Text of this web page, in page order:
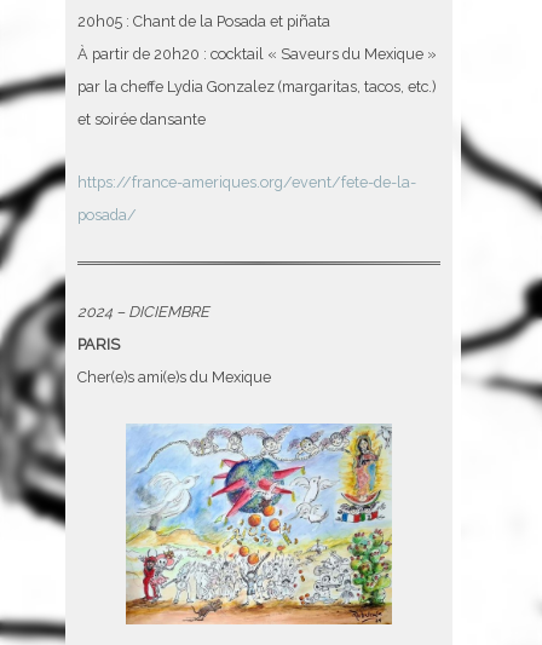
20h05 : Chant de la Posada et piñata
À partir de 20h20 : cocktail « Saveurs du Mexique »
par la cheffe Lydia Gonzalez (margaritas, tacos, etc.)
et soirée dansante
https://france-ameriques.org/event/fete-de-la-
posada/
2024 – DICIEMBRE
PARIS
Cher(e)s ami(e)s du Mexique